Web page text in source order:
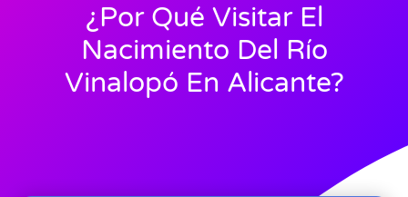
¿Por Qué Visitar El
Nacimiento Del Río
Vinalopó En Alicante?